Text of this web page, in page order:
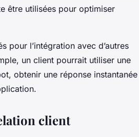
être utilisées pour optimiser
pour l’intégration avec d’autres
un client pourrait utiliser une
obtenir une réponse
client